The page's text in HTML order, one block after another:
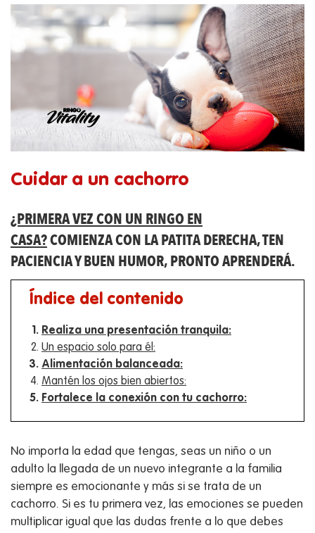
Cuidar a un cachorro
¿PRIMERA VEZ CON UN RINGO EN
CASA?COMIENZA CON LA PATITA DERECHA, TEN
PACIENCIA Y BUEN HUMOR, PRONTO APRENDERÁ.
Índice del contenido
Realiza una presentación tranquila:
Un espacio solo para él:
Alimentación balanceada:
Mantén los ojos bien abiertos:
Fortalece la conexión con tu cachorro:
No importa la edad que tengas, seas un niño o un
adulto la llegada de un nuevo integrante a la familia
siempre es emocionante y más si se trata de un
cachorro. Si es tu primera vez, las emociones se pueden
multiplicar igual que las dudas frente a lo que debes